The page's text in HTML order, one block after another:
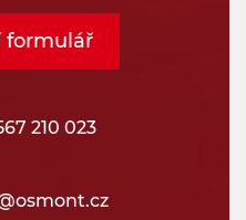
210 023
formulář